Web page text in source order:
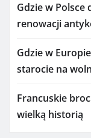
Gdzie w Polsce
renowacji
Gdzie w
starocie na
Francuskie
wielką historią